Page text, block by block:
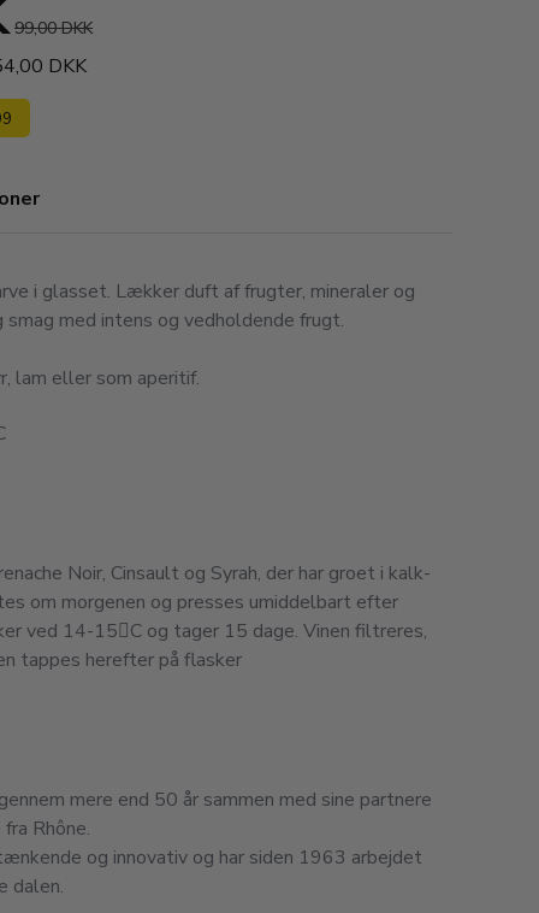
99,00 DKK
DKK
i glasset. Lækker duft af frugter, mineraler og
med intens og vedholdende frugt.
lam eller som aperitif.
Noir, Cinsault og Syrah, der har groet i kalk-
om morgenen og presses umiddelbart efter
ved 14-15C og tager 15 dage. Vinen filtreres,
tappes herefter på flasker
mere end 50 år sammen med sine partnere
Rhône.
og innovativ og har siden 1963 arbejdet
dalen.